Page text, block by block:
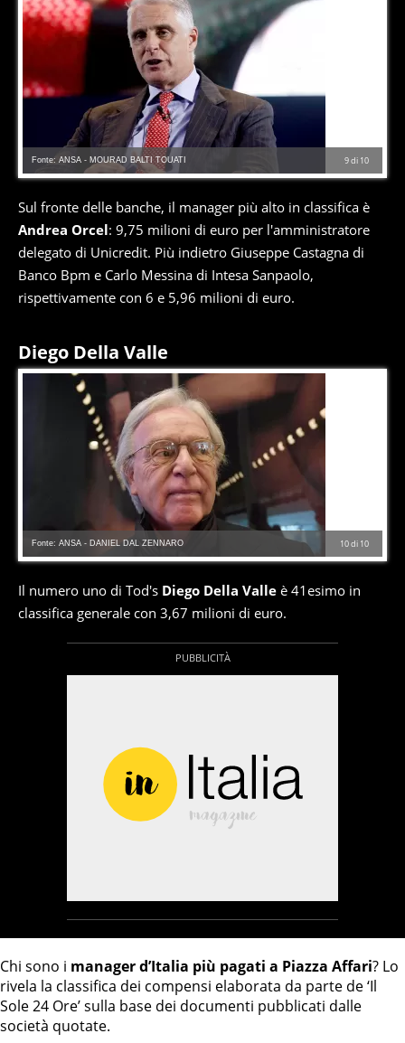
9di 10
Fonte: ANSA - MOURAD BALTI TOUATI
Sul fronte delle banche, il manager più alto in classifica è
Andrea Orcel: 9,75 milioni di euro per l'amministratore
delegato di Unicredit. Più indietro Giuseppe Castagna di
Banco Bpm e Carlo Messina di Intesa Sanpaolo,
rispettivamente con 6 e 5,96 milioni di euro.
Diego Della Valle
10di 10
Fonte: ANSA - DANIEL DAL ZENNARO
Il numero uno di Tod's Diego Della Valle è 41esimo in
classifica generale con 3,67 milioni di euro.
Chi sono i manager d’Italia più pagati a Piazza Affari? Lo
rivela la classifica dei compensi elaborata da parte de ‘Il
Sole 24 Ore’ sulla base dei documenti pubblicati dalle
società quotate.